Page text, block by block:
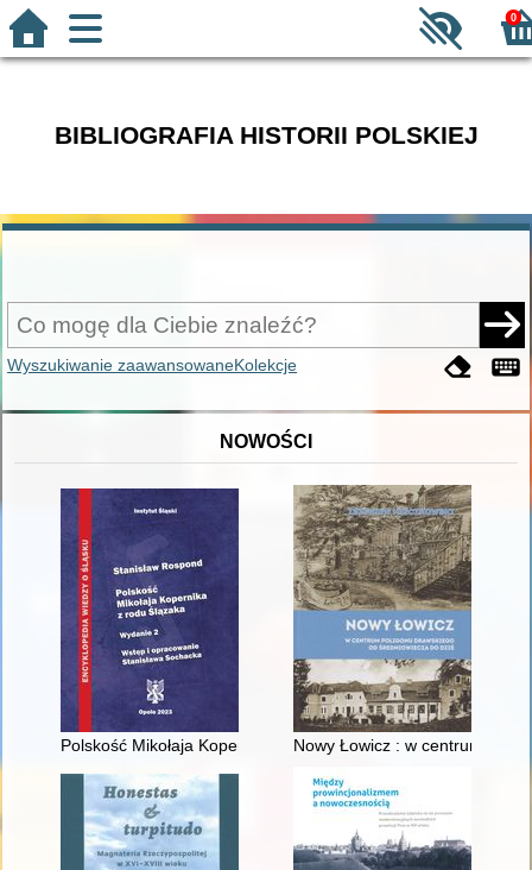
0
BIBLIOGRAFIA HISTORII POLSKIEJ
Wyszukiwanie zaawansowaneKolekcje
NOWOŚCI
Polskość Mikołaja Kopernika z rodu ŚlązakaNowy Łowicz : w centrum